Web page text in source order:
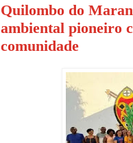
Quilombo do
ambiental pioneiro
comunidade